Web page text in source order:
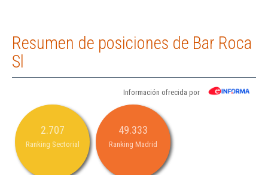
Resumen de posiciones de Bar Roca
Sl
Información ofrecida por
2.707
Ranking Sectorial
49.333
Ranking Madrid